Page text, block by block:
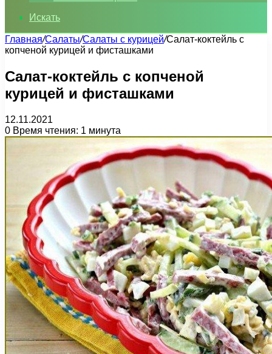
Искать
Главная/Салаты/Салаты с курицей/Салат-коктейль с
копченой курицей и фисташками
Салат-коктейль с копченой
курицей и фисташками
12.11.2021
0 Время чтения: 1 минута